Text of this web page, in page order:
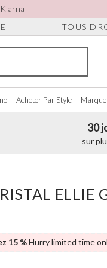
TOUS
tout
Poudré
Acheter Par Style
30
sur
ELLIE
15 %Hurry limited time